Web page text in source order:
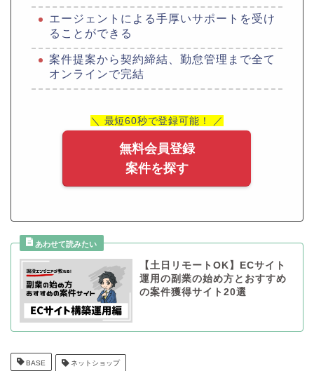
エージェントによる手厚いサポートを受け
ることができる
案件提案から契約締結、勤怠管理まで全て
オンラインで完結
＼ 最短60秒で登録可能！ ／
無料会員登録
案件を探す
【土日リモートOK】ECサイト
運用の副業の始め方とおすすめ
の案件獲得サイト20選
BASE ネットショップ